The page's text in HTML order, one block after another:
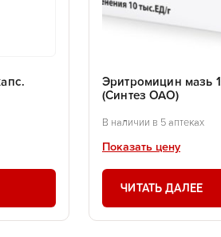
Эритромицин мазь
(Синтез ОАО)
В наличии в 5 аптеках
Показать цену
ЧИТАТЬ ДАЛЕЕ